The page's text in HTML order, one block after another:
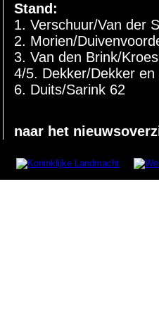
Stand:
1. Verschuur/Van der
2. Morien/
3. Van den Brink/
4/5. Dekker/Dekker
6. Duits/Sarink 62
naar het